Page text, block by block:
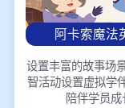
阿卡索魔法
设置丰富的故事场
智活动设置虚拟学
陪伴学员成